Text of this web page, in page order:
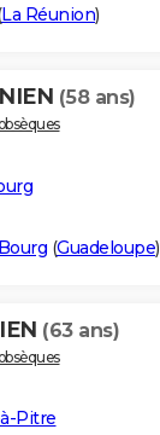
La Réunion)
(58 ans)
(Guadeloupe)
(63 ans)
Pitre